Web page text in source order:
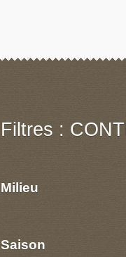
Filtres :
Milieu
Saison